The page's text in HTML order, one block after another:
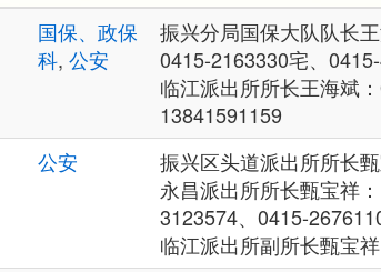
国保、政保
科, 公安
振兴分局国保大队队长
0415-2163330宅、
临江派出所所长王海斌
13841591159
公安
振兴区头道派出所所长
永昌派出所所长甄宝祥
3123574、0415-
临江派出所副所长甄宝